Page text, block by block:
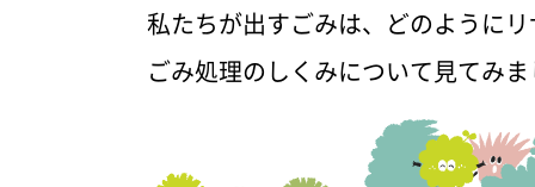
私たちが出すごみは、どのように
ごみ処理のしくみについて見てみ